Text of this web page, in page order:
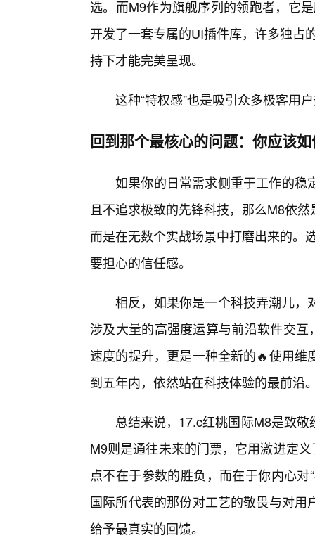
选。而M9作为旗舰序列的领跑者，它
开发了一套专属的UI插件库，许多独占
持下才能完美呈现。
这种“特权感”也是吸引众多极客用
回到那个最核心的问题：你应该
如果你的日常需求侧重于工作的稳
且不追求极致的先锋科技，那么M8依
而是在无数个实战场景中打磨出来的。
要担心的信任感。
相反，如果你是一个科技弄潮儿，
涉及大量的高强度运算与前沿软件交
速度的提升，更是一种全新的🔥使用
到五年内，依然站在科技体验的最前沿
总结来说，17.c红桃国际M8是致
M9则是通往未来的门票，它用激进定
点不在于参数的胜负，而在于你内心
国际所代表的那份对工艺的敬畏与对
给予最真实的回馈。